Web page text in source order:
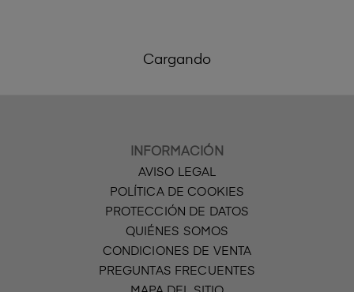
Cargando
INFORMACIÓN
AVISO LEGAL
POLÍTICA DE COOKIES
PROTECCIÓN DE DATOS
QUIÉNES SOMOS
CONDICIONES DE VENTA
PREGUNTAS FRECUENTES